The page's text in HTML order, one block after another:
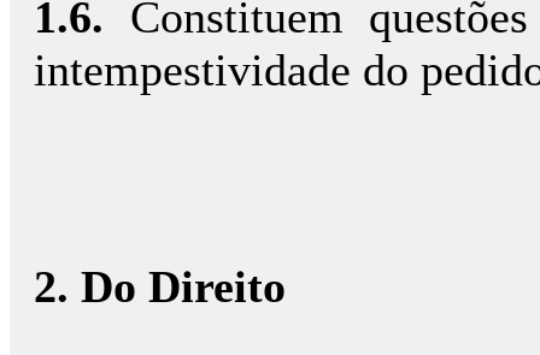
1.6. Constituem
intempestividade do
2. Do Direito